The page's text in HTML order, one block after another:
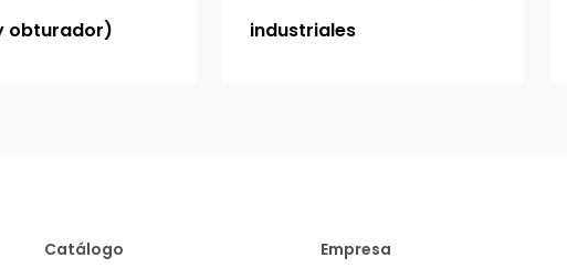
obturador)
industriales
Catálogo Empresa